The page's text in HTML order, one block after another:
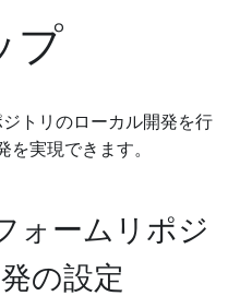
プ
トリのローカル開発を行
を実現できます。
ォームリポジ
の設定